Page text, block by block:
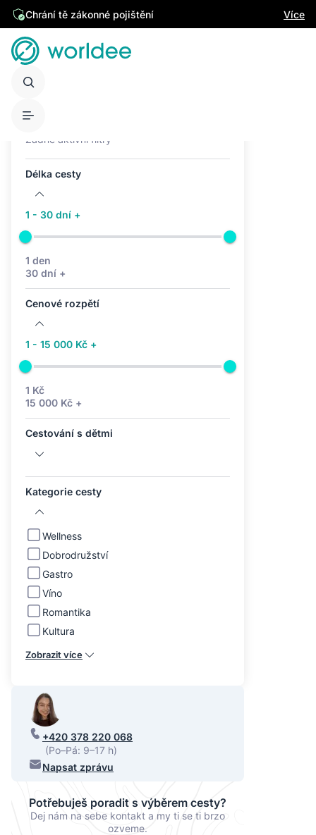
Chrání tě zákonné pojištění Více
Žádné aktivní filtry
Délka cesty
1 - 30 dní +
1 den
30 dní +
Cenové rozpětí
1 - 15 000 Kč +
1 Kč
15 000 Kč +
Cestování s dětmi
Kategorie cesty
Wellness
Dobrodružství
Gastro
Víno
Romantika
Kultura
Zobrazit více
+420 378 220 068
(Po–Pá: 9–17 h)
Napsat zprávu
Potřebuješ poradit s výběrem cesty?
Dej nám na sebe kontakt a my ti se ti brzo
ozveme.